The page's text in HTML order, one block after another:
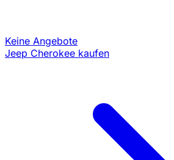
Keine Angebote
Jeep Cherokee kaufen